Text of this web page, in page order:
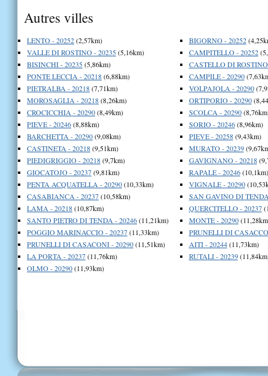
Autres villes
LENTO - 20252(2,57km)
VALLE DI ROSTINO - 20235(5,16km)
BISINCHI - 20235(5,86km)
PONTE LECCIA - 20218(6,88km)
PIETRALBA - 20218(7,71km)
MOROSAGLIA - 20218(8,26km)
CROCICCHIA - 20290(8,49km)
PIEVE - 20246(8,88km)
BARCHETTA - 20290(9,08km)
CASTINETA - 20218(9,51km)
PIEDIGRIGGIO - 20218(9,7km)
GIOCATOJO - 20237(9,81km)
PENTA ACQUATELLA - 20290(10,33km)
CASABIANCA - 20237(10,58km)
LAMA - 20218(10,87km)
SANTO PIETRO DI TENDA - 20246(11,21km)
POGGIO MARINACCIO - 20237(11,33km)
PRUNELLI DI CASACONI - 20290(11,51km)
LA PORTA - 20237(11,76km)
OLMO - 20290(11,93km)
BIGORNO - 20252
CAMPITELLO - 20252
CASTELLO DI
CAMPILE - 20290
VOLPAJOLA - 20290
ORTIPORIO - 20290
SCOLCA - 20290
SORIO - 20246(8,96km)
PIEVE - 20258(9,43km)
MURATO - 20239
GAVIGNANO - 20218
RAPALE - 20246(10,1km)
VIGNALE - 20290
SAN GAVINO DI
QUERCITELLO - 20237
MONTE - 20290
PRUNELLI DI
AITI - 20244(11,73km)
RUTALI - 20239